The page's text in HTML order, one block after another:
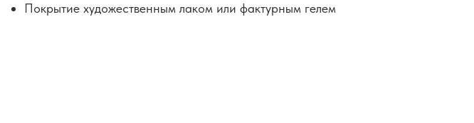
Покрытие художественным лаком или фактурным гелем